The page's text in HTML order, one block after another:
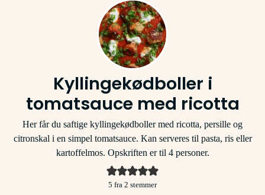
Kyllingekødboller i
tomatsauce med ricotta
Her får du saftige kyllingekødboller med ricotta, persille og
citronskal i en simpel tomatsauce. Kan serveres til pasta, ris eller
kartoffelmos. Opskriften er til 4 personer.
5 fra 2 stemmer